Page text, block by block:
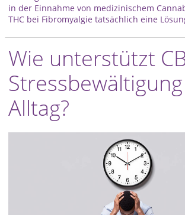
in der Einnahme von medizinischem
THC bei Fibromyalgie tatsächlich eine
Wie unterstützt
Alltag?